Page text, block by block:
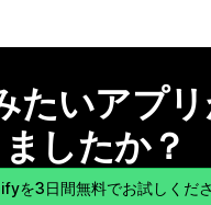
たいアプリ
ましたか？
を3日間無料でお試しくだ